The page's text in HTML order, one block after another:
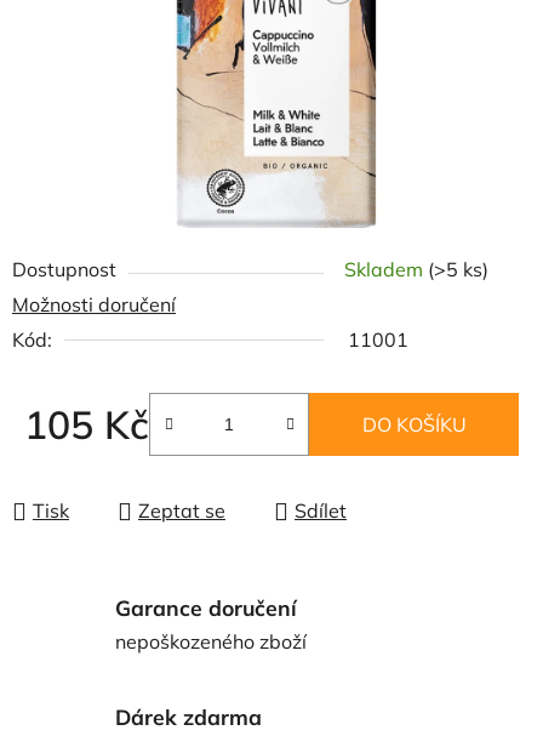
Dostupnost Skladem (>5 ks)
Možnosti doručení
Kód:
11001
105 Kč DO KOŠÍKU
Tisk Zeptat se Sdílet
Garance doručení
nepoškozeného zboží
Dárek zdarma